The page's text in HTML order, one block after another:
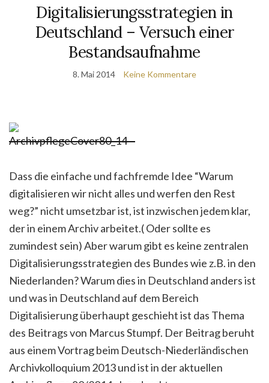
Digitalisierungsstrategien in
Deutschland – Versuch einer
Bestandsaufnahme
8. Mai 2014 Keine Kommentare
Dass die einfache und fachfremde Idee “Warum
digitalisieren wir nicht alles und werfen den Rest
weg?” nicht umsetzbar ist, ist inzwischen jedem klar,
der in einem Archiv arbeitet.( Oder sollte es
zumindest sein) Aber warum gibt es keine zentralen
Digitalisierungsstrategien des Bundes wie z.B. in den
Niederlanden? Warum dies in Deutschland anders ist
und was in Deutschland auf dem Bereich
Digitalisierung überhaupt geschieht ist das Thema
des Beitrags von Marcus Stumpf. Der Beitrag beruht
aus einem Vortrag beim Deutsch-Niederländischen
Archivkolloquium 2013 und ist in der aktuellen